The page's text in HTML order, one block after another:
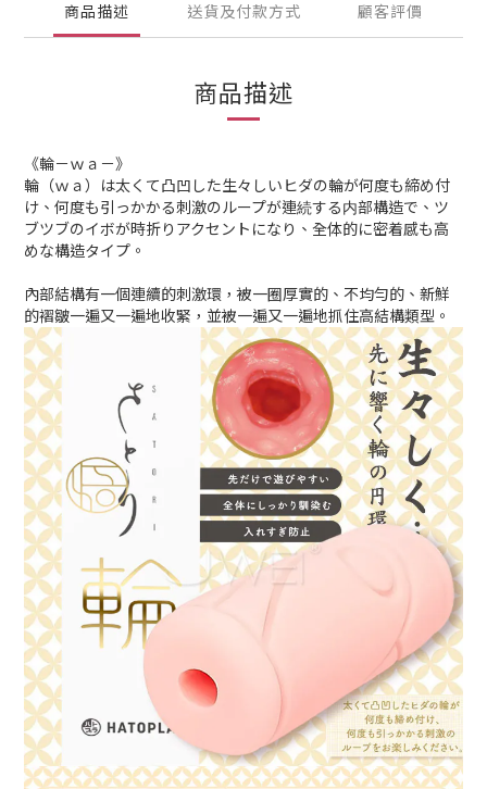
商品描述 送貨及付款方式 顧客評價
商品描述
《輪－ｗａ－》
輪（ｗａ）は太くて凸凹した生々しいヒダの輪が何度も締め付
け、何度も引っかかる刺激のループが連続する内部構造で、ツ
ブツブのイボが時折りアクセントになり、全体的に密着感も高
めな構造タイプ。
內部結構有一個連續的刺激環，被一圈厚實的、不均勻的、新鮮
的褶皺一遍又一遍地收緊，並被一遍又一遍地抓住高結構類型。